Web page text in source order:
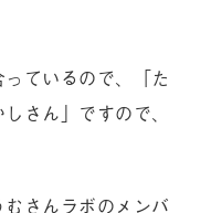
ているので、「た
さん」ですので、
さんラボのメンバ